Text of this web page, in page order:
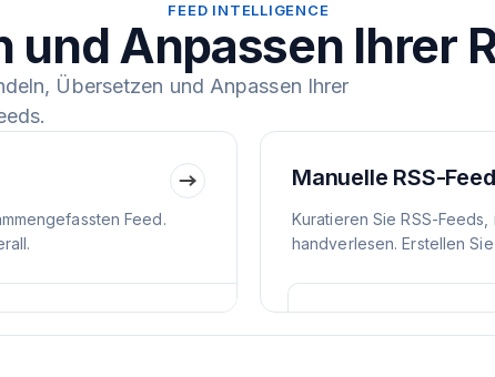
FEED INTELLIGENCE
und Anpassen Ihrer
Übersetzen und Anpassen Ihrer
Feed.
Manuelle RSS-
Kuratieren Sie RSS-
handverlesen. Erstellen